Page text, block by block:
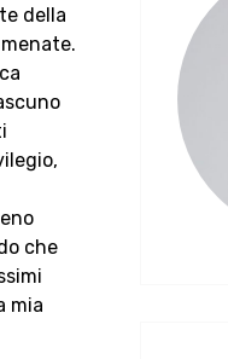
della
che
mia